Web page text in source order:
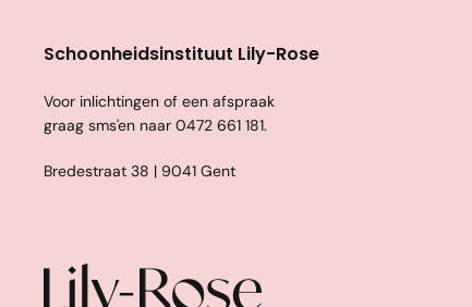
Schoonheidsinstituut Lily-Rose
Voor inlichtingen of een afspraak
graag sms'en naar 0472 661 181.
Bredestraat 38 | 9041 Gent